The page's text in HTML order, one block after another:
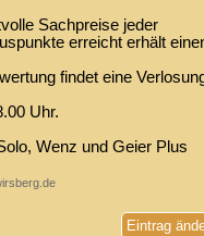
Sachpreise jeder
erreicht erhält
findet eine
Uhr.
Wenz und Geier Plus
Eintrag